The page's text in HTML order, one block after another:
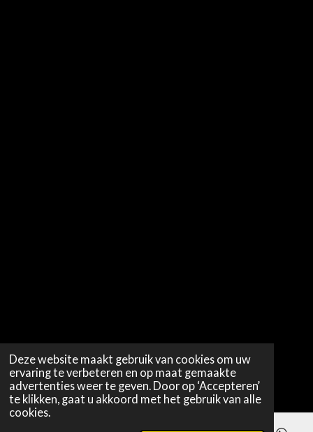
Deze website maakt gebruik van cookies om uw
ervaring te verbeteren en op maat gemaakte
advertenties weer te geven. Door op ‘Accepteren’
te klikken, gaat u akkoord met het gebruik van alle
cookies.